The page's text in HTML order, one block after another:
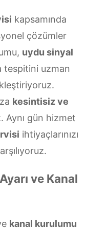
kapsamında
çözümler
uydu sinyal
tespitini uzman
kesintisiz ve
Aynı gün hizmet
ihtiyaçlarınızı
ve Kanal
kanal kurulumu